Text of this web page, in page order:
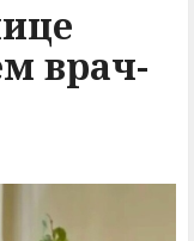
врач-